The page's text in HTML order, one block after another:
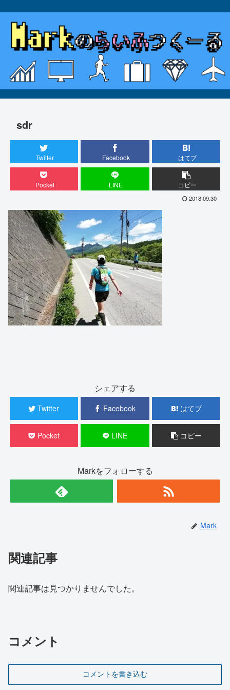
sdr
Twitter Facebook はてブ
Pocket LINE コピー
2018.09.30
シェアする
Twitter Facebook はてブ
Pocket LINE コピー
Markをフォローする
Mark
関連記事
関連記事は見つかりませんでした。
コメント
コメントを書き込む